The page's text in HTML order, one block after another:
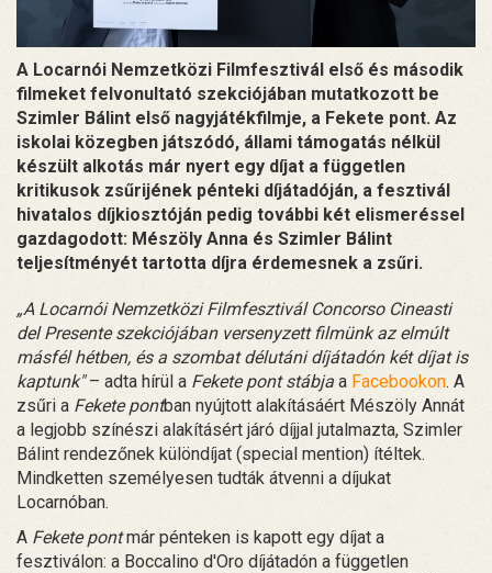
A Locarnói Nemzetközi Filmfesztivál első és második
filmeket felvonultató szekciójában mutatkozott be
Szimler Bálint első nagyjátékfilmje, a Fekete pont. Az
iskolai közegben játszódó, állami támogatás nélkül
készült alkotás már nyert egy díjat a független
kritikusok zsűrijének pénteki díjátadóján, a fesztivál
hivatalos díjkiosztóján pedig további két elismeréssel
gazdagodott: Mészöly Anna és Szimler Bálint
teljesítményét tartotta díjra érdemesnek a zsűri.
„A Locarnói Nemzetközi Filmfesztivál Concorso Cineasti
del Presente szekciójában versenyzett filmünk az elmúlt
másfél hétben, és a szombat délutáni díjátadón két díjat is
kaptunk"– adta hírül a Fekete pont stábja a Facebookon. A
zsűri a Fekete pontban nyújtott alakításáért Mészöly Annát
a legjobb színészi alakításért járó díjjal jutalmazta, Szimler
Bálint rendezőnek különdíjat (special mention) ítéltek.
Mindketten személyesen tudták átvenni a díjukat
Locarnóban.
A Fekete pontmár pénteken is kapott egy díjat a
fesztiválon: a Boccalino d'Oro díjátadón a független